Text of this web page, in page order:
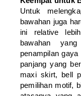
Untuk
bawahan juga
ini relative
bawahan
penampilan
panjang yang
maxi skirt, bell
pemilihan motif,